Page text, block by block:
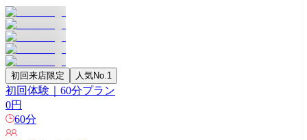
初回来店限定 人気No.1
初回体験｜60分プラン
0円
60分